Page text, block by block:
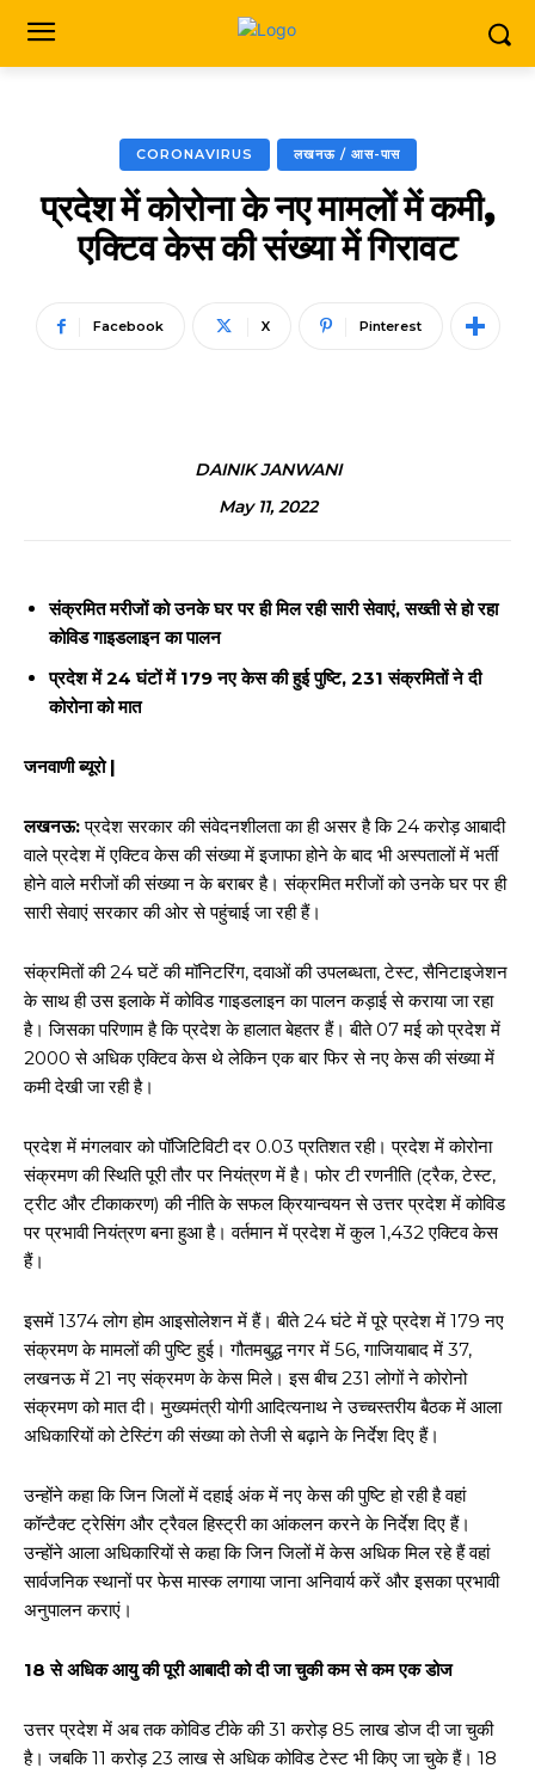
CORONAVIRUS लखनऊ / आस-पास
प्रदेश में कोरोना के नए मामलों में कमी,
एक्टिव केस की संख्या में गिरावट
Facebook X Pinterest
DAINIK JANWANI
May 11, 2022
सं‍क्रमित मरीजों को उनके घर पर ही मिल रही सारी सेवाएं, सख्‍ती से हो रहा
कोविड गाइडलाइन का पालन
प्रदेश में 24 घंटों में 179 नए केस की हुई पुष्टि, 231 संक्रमितों ने दी
कोरोना को मात
जनवाणी ब्यूरो |
लखनऊ:प्रदेश सरकार की संवेदनशीलता का ही असर है कि 24 करोड़ आबादी
वाले प्रदेश में एक्टिव केस की संख्‍या में इजाफा होने के बाद भी अस्‍पतालों में भर्ती
होने वाले मरीजों की संख्‍या न के बराबर है। सं‍क्रमित मरीजों को उनके घर पर ही
सारी सेवाएं सरकार की ओर से पहुंचाई जा रही हैं।
संक्रमितों की 24 घटें की मॉनिटरिंग, दवाओं की उपलब्‍धता, टेस्‍ट, सैनिटाइजेशन
के साथ ही उस इलाके में कोविड गाइडलाइन का पालन कड़ाई से कराया जा रहा
है। जिसका परिणाम है कि प्रदेश के हालात बेहतर हैं। बीते 07 मई को प्रदेश में
2000 से अधिक एक्टिव केस थे लेकिन एक बार फिर से नए केस की संख्या में
कमी देखी जा रही है।
प्रदेश में मंगलवार को पॉजिटिविटी दर 0.03 प्रतिशत रही। प्रदेश में कोरोना
संक्रमण की स्थिति पूरी तौर पर नियंत्रण में है। फोर टी रणनीति (ट्रैक, टेस्ट,
ट्रीट और टीकाकरण) की नीति के सफल क्रियान्वयन से उत्तर प्रदेश में कोविड
पर प्रभावी नियंत्रण बना हुआ है। वर्तमान में प्रदेश में कुल 1,432 एक्टिव केस
हैं।
इसमें 1374 लोग होम आइसोलेशन में हैं। बीते 24 घंटे में पूरे प्रदेश में 179 नए
संक्रमण के मामलों की पुष्टि हुई। गौतमबुद्ध नगर में 56, गाजियाबाद में 37,
लखनऊ में 21 नए संक्रमण के केस मिले। इस बीच 231 लोगों ने कोरोनो
संक्रमण को मात दी। मुख्‍यमंत्री योगी आदित्‍यनाथ ने उच्‍चस्‍तरीय बैठक में आला
अधिकारियों को टेस्टिंग की संख्या को तेजी से बढ़ाने के निर्देश दिए हैं।
उन्‍होंने कहा कि जिन जिलों में दहाई अंक में नए केस की पुष्टि हो रही है वहां
कॉन्टैक्ट ट्रेसिंग और ट्रैवल हिस्ट्री का आंकलन करने के निर्देश दिए हैं।
उन्‍होंने आला अधिकारियों से कहा कि जिन जिलों में केस अधिक मिल रहे हैं वहां
सार्वजनिक स्थानों पर फेस मास्क लगाया जाना अनिवार्य करें और इसका प्रभावी
अनुपालन कराएं।
18 से अधिक आयु की पूरी आबादी को दी जा चुकी कम से कम एक डोज
उत्तर प्रदेश में अब तक कोविड टीके की 31 करोड़ 85 लाख डोज दी जा चुकी
है। जबकि 11 करोड़ 23 लाख से अधिक कोविड टेस्ट भी किए जा चुके हैं। 18